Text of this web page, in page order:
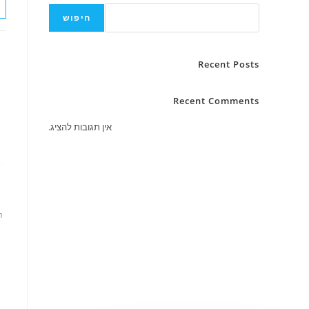
חיפוש
Recent Posts
Recent Comments
אין תגובות להציג.